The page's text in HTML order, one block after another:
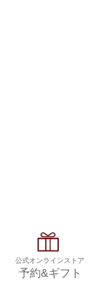
公式オンラインストア
予約&ギフト